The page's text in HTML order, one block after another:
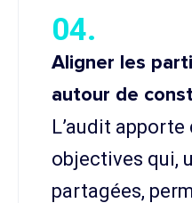
04.
Aligner les
autour de
L’audit
objectives qui,
partagées,